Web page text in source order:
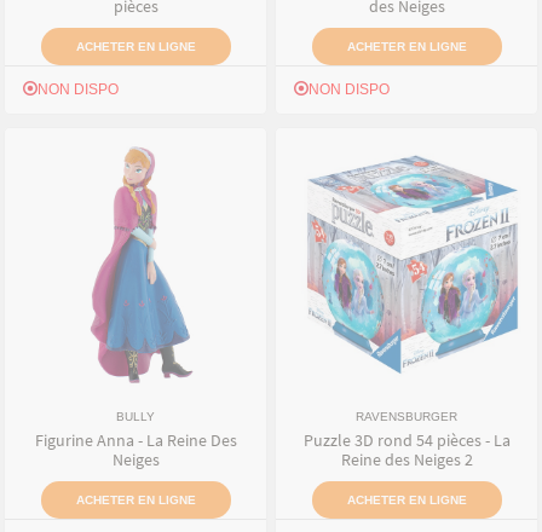
pièces
ACHETER EN LIGNE
NON DISPO
des Neiges
ACHETER EN LIGNE
NON DISPO
BULLY
Figurine Anna - La Reine Des
Neiges
ACHETER EN LIGNE
RAVENSBURGER
Puzzle 3D rond 54 pièces - La
Reine des Neiges 2
ACHETER EN LIGNE